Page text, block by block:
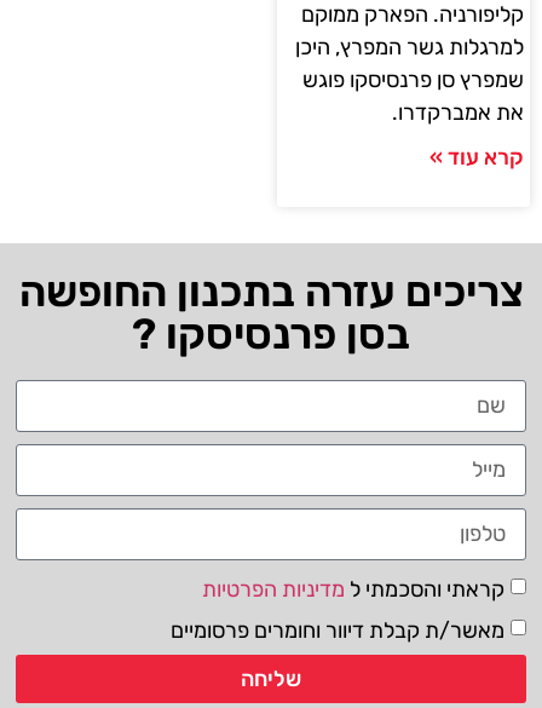
קליפורניה. הפארק ממוקם
למרגלות גשר המפרץ, היכן
שמפרץ סן פרנסיסקו פוגש
את אמברקדרו.
קרא עוד »
צריכים עזרה בתכנון החופשה
בסן פרנסיסקו ?
קראתי והסכמתי ל מדיניות הפרטיות
מאשר/ת קבלת דיוור וחומרים פרסומיים
שליחה